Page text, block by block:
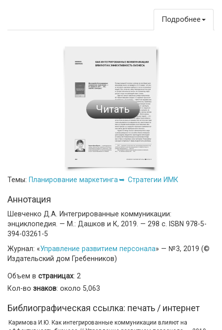
Подробнее
Читать
Темы: Планирование маркетинга Стратегии ИМК
Аннотация
Шевченко Д.А. Интегрированные коммуникации:
энциклопедия. — М.: Дашков и К, 2019. — 298 с. ISBN 978-5-
394-03261-5
Журнал: «Управление развитием персонала» — №3, 2019 (©
Издательский дом Гребенников)
Объем в страницах: 2
Кол-во знаков: около 5,063
Библиографическая ссылка: печать / интернет